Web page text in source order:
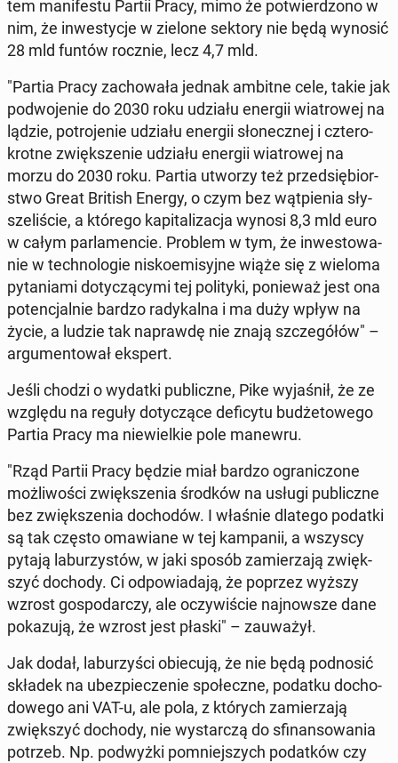
tem ma­ni­fe­stu Partii Pracy, mimo że po­twier­dzo­no w
nim, że in­we­sty­cje w zielone sektory nie będą wynosić
28 mld funtów rocznie, lecz 4,7 mld.
"Partia Pracy za­cho­wa­ła jednak ambitne cele, takie jak
po­dwo­je­nie do 2030 roku udziału energii wia­tro­wej na
lądzie, po­tro­je­nie udziału energii sło­necz­nej i czte­ro­
krot­ne zwięk­sze­nie udziału energii wia­tro­wej na
morzu do 2030 roku. Partia utworzy też przed­się­bior­
stwo Great British Energy, o czym bez wąt­pie­nia sły­
sze­li­ście, a którego ka­pi­ta­li­za­cja wynosi 8,3 mld euro
w całym par­la­men­cie. Problem w tym, że in­we­sto­wa­
nie w tech­no­lo­gie ni­sko­emi­syj­ne wiąże się z wieloma
py­ta­nia­mi do­ty­czą­cy­mi tej po­li­ty­ki, po­nie­waż jest ona
po­ten­cjal­nie bardzo ra­dy­kal­na i ma duży wpływ na
życie, a ludzie tak na­praw­dę nie znają szcze­gó­łów" –
ar­gu­men­to­wał ekspert.
Jeśli chodzi o wydatki pu­blicz­ne, Pike wy­ja­śnił, że ze
względu na reguły do­ty­czą­ce de­fi­cy­tu bu­dże­to­we­go
Partia Pracy ma nie­wiel­kie pole manewru.
"Rząd Partii Pracy będzie miał bardzo ogra­ni­czo­ne
moż­li­wo­ści zwięk­sze­nia środków na usługi pu­blicz­ne
bez zwięk­sze­nia do­cho­dów. I właśnie dlatego podatki
są tak często oma­wia­ne w tej kam­pa­nii, a wszyscy
pytają la­bu­rzy­stów, w jaki sposób za­mie­rza­ją zwięk­
szyć dochody. Ci od­po­wia­da­ją, że poprzez wyższy
wzrost go­spo­dar­czy, ale oczy­wi­ście naj­now­sze dane
po­ka­zu­ją, że wzrost jest płaski" – za­uwa­żył.
Jak dodał, la­bu­rzy­ści obie­cu­ją, że nie będą pod­no­sić
składek na ubez­pie­cze­nie spo­łecz­ne, podatku do­cho­
do­we­go ani VAT-u, ale pola, z których za­mie­rza­ją
zwięk­szyć dochody, nie wy­star­czą do sfi­nan­so­wa­nia
potrzeb. Np. pod­wyż­ki po­mniej­szych po­dat­ków czy